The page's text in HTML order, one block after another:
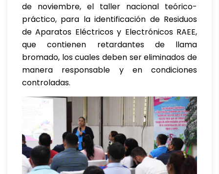
de noviembre, el taller nacional teórico-
práctico, para la identificación de Residuos
de Aparatos Eléctricos y Electrónicos RAEE,
que contienen retardantes de llama
bromado, los cuales deben ser eliminados de
manera responsable y en condiciones
controladas.